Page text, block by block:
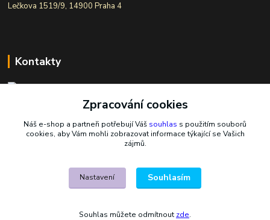
Lečkova 1519/9, 14900 Praha 4
Kontakty
Ivana Šiková
+420 607 146 238
Po-Pá, 8-18 hod.
Zpracování cookies
Náš e-shop a partneři potřebují Váš souhlas s použitím souborů
cookies, aby Vám mohli zobrazovat informace týkající se Vašich
zájmů.
Nastavení Souhlasím
Souhlas můžete odmítnout zde.